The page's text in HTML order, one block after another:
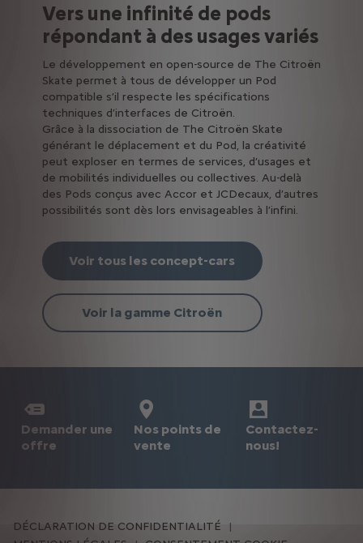
Vers une infinité de pods
répondant à des usages variés
Le développement en open-source de The Citroën
Skate permet à tous de développer un Pod
compatible s’il respecte les spécifications
techniques d’interfaces de Citroën.
Grâce à la dissociation de The Citroën Skate
générant le déplacement et du Pod, la créativité
peut exploser en termes de services, d’usages et
de mobilités individuelles ou collectives. Au-delà
des Pods conçus avec Accor et JCDecaux, d’autres
possibilités sont dès lors envisageables à l’infini.
Voir tous les concept-cars
Voir la gamme Citroën
Demander une
offre
Nos points de
vente
Contactez-
nous!
DÉCLARATION DE CONFIDENTIALITÉ